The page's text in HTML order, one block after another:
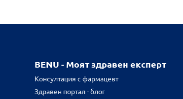
BENU - Моят здравен експерт
Консултация с фармацевт
Здравен портал - блог